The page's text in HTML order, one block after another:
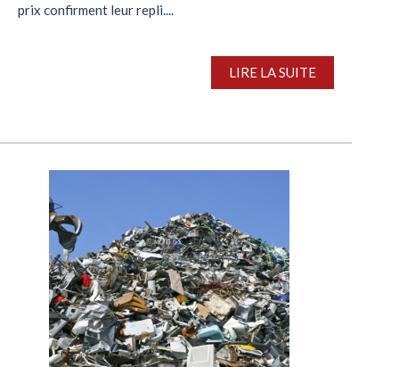
prix confirment leur repli....
LIRE LA SUITE